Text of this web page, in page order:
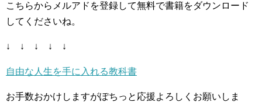
こちらからメルアドを登録して無料で書籍をダウンロード
してくださいね。
↓ ↓ ↓ ↓ ↓
自由な人生を手に入れる教科書
お手数おかけしますがぽちっと応援よろしくお願いしま